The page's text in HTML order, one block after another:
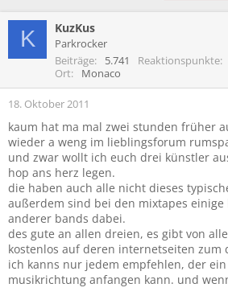
l
l
l
t
a
K KuzKus
Parkrocker
Beiträge
5.741 Reaktionspunkte
Ort
Monaco
18. Oktober 2011
kaum hat ma mal zwei stunden früher
wieder a weng im lieblingsforum
und zwar wollt ich euch drei künstler
hop ans herz legen.
die haben auch alle nicht dieses
außerdem sind bei den mixtapes einige
anderer bands dabei.
des gute an allen dreien, es gibt von
kostenlos auf deren internetseiten zum
ich kanns nur jedem empfehlen, der
musikrichtung anfangen kann. und